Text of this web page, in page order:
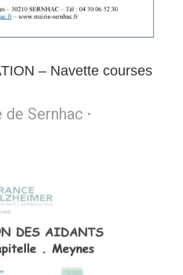
– Navette courses
de Sernhac